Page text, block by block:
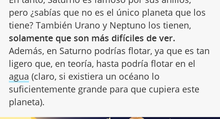
pero ¿sabías que no es el único planeta que los
tiene? También Urano y Neptuno los tienen,
solamente que son más difíciles de ver.
Además, en Saturno podrías flotar, ya que es tan
ligero que, en teoría, hasta podría flotar en el
agua (claro, si existiera un océano lo
suficientemente grande para que cupiera este
planeta).